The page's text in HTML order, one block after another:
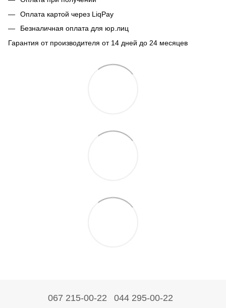
Оплата картой через LiqPay
Безналичная оплата для юр.лиц
Гарантия от производителя от 14 дней до 24 месяцев
067 215-00-22 044 295-00-22